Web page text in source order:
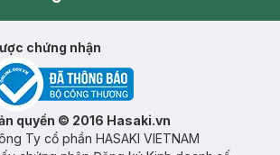
chứng nhận
quyền © 2016 Hasaki.vn
Ty cổ phần HASAKI VIETNAM